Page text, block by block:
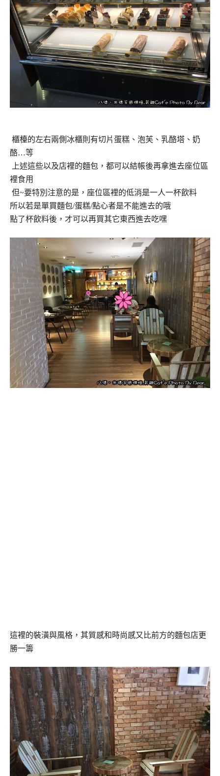
櫃檯的左右兩側冰櫃則有切片蛋糕、泡芙、乳酪塔、奶
酪…等
上述這些以及店裡的麵包，都可以結帳後再拿進去座位區
裡食用
但~要特別注意的是，座位區裡的低消是一人一杯飲料
所以若是單買麵包/蛋糕/點心者是不能進去的哦
點了杯飲料後，才可以再買其它東西進去吃嘿
這裡的裝潢與風格，其質感和時尚感又比前方的麵包店更
勝一籌